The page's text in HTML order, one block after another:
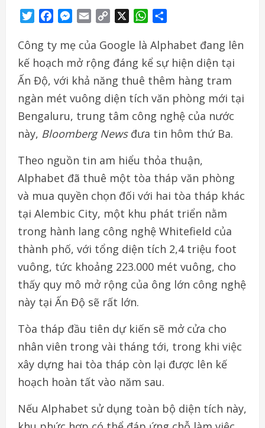
TwitterFacebookMessenger
Email
Copy
WhatsApp
Công ty mẹ của Google là Alphabet đang lên
kế hoạch mở rộng đáng kể sự hiện diện tại
Ấn Độ, với khả năng thuê thêm hàng tram
ngàn mét vuông diện tích văn phòng mới tại
Bengaluru, trung tâm công nghệ của nước
này, Bloomberg Newsđưa tin hôm thứ Ba.
Theo nguồn tin am hiểu thỏa thuận,
Alphabet đã thuê một tòa tháp văn phòng
và mua quyền chọn đối với hai tòa tháp khác
tại Alembic City, một khu phát triển nằm
trong hành lang công nghệ Whitefield của
thành phố, với tổng diện tích 2,4 triệu foot
vuông, tức khoảng 223.000 mét vuông, cho
thấy quy mô mở rộng của ông lớn công nghệ
này tại Ấn Độ sẽ rất lớn.
Tòa tháp đầu tiên dự kiến sẽ mở cửa cho
nhân viên trong vài tháng tới, trong khi việc
xây dựng hai tòa tháp còn lại được lên kế
hoạch hoàn tất vào năm sau.
Nếu Alphabet sử dụng toàn bộ diện tích này,